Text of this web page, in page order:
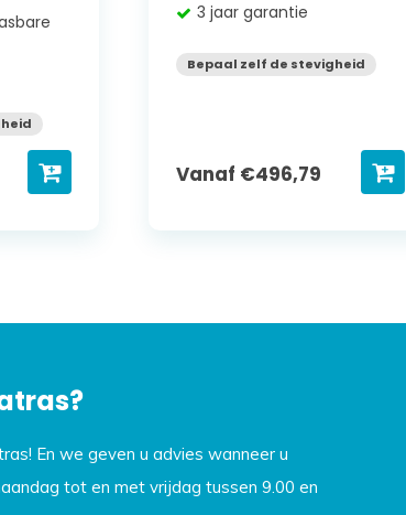
3 jaar garantie
Bepaal zelf de stevigheid
Vanaf €496,79
En we geven u advies wanneer u
tot en met vrijdag tussen 9.00 en